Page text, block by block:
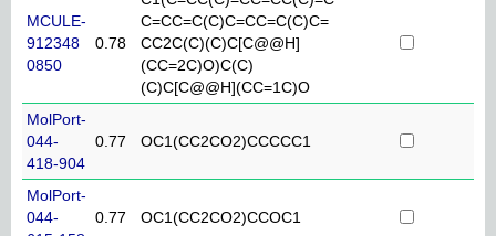
MCULE-
912348
0850
0.78
C=CC=C(C)C=CC=C(C)C=
CC2C(C)(C)C[C@@H]
(CC=2C)O)C(C)
(C)C[C@@H](CC=1C)O
MolPort-
044-
418-904
0.77 OC1(CC2CO2)CCCCC1
MolPort-
044-
0.77 OC1(CC2CO2)CCOC1